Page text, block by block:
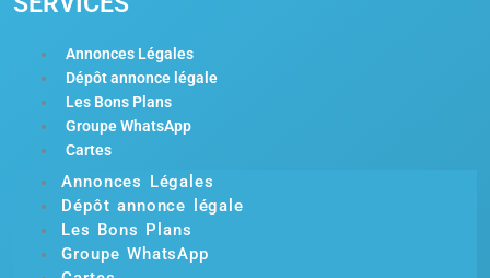
Annonces Légales
Dépôt annonce légale
Les Bons Plans
Groupe WhatsApp
Cartes
Annonces Légales
Dépôt annonce légale
Les Bons Plans
Groupe WhatsApp